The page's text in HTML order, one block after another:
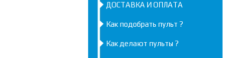
ДОСТАВКА И ОПЛАТА
Как подобрать пульт ?
Как делают пульты ?